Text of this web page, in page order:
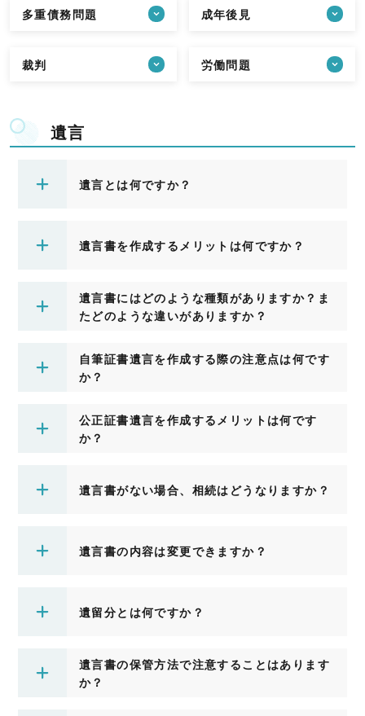
多重債務問題 成年後見
裁判 労働問題
遺言
遺言とは何ですか？
遺言書を作成するメリットは何ですか？
遺言書にはどのような種類がありますか？ま
たどのような違いがありますか？
自筆証書遺言を作成する際の注意点は何です
か？
公正証書遺言を作成するメリットは何です
か？
遺言書がない場合、相続はどうなりますか？
遺言書の内容は変更できますか？
遺留分とは何ですか？
遺言書の保管方法で注意することはあります
か？